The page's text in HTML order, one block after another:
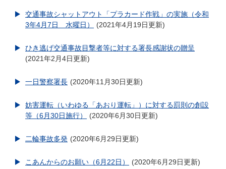
交通事故シャットアウト「プラカード作戦」の実施（令和
3年4月7日 水曜日）
2021年4月19日更新
ひき逃げ交通事故目撃者等に対する署長感謝状の贈呈
2021年2月4日更新
一日警察署長 2020年11月30日更新
妨害運転（いわゆる「あおり運転」）に対する罰則の創設
等（6月30日施行）
2020年6月30日更新
二輪事故多発 2020年6月29日更新
こあんからのお願い（6月22日） 2020年6月29日更新